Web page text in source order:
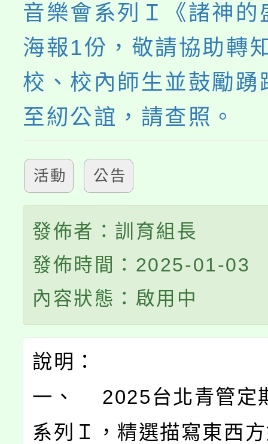
音樂會系列Ｉ《諸神的
海報1份，敬請協助轉
校、校內師生並鼓勵踴
至紉公誼，請查照。
活動 公告
發佈者：訓育組長
發佈時間：2025-01-03
內容狀態：啟用中
說明：
一、 2025台北青管定
系列Ｉ，精選描寫東西